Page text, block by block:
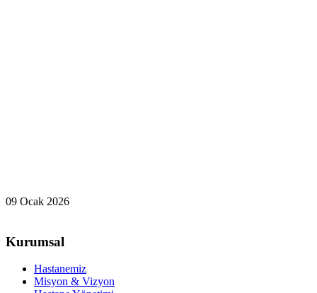
09 Ocak 2026
Kurumsal
Hastanemiz
Misyon & Vizyon